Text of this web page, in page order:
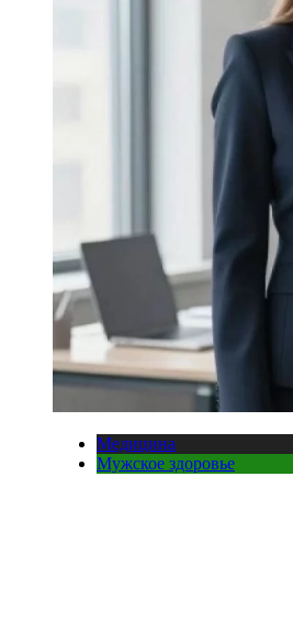
Медицина
Мужское здоровье